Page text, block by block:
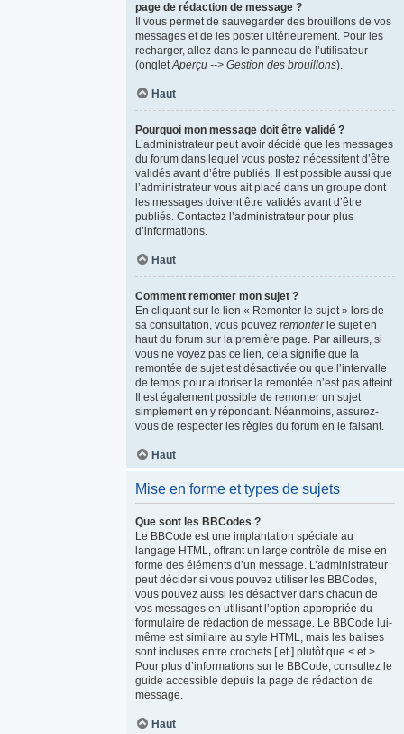
page de rédaction de message ?
Il vous permet de sauvegarder des brouillons de vos
messages et de les poster ultérieurement. Pour les
recharger, allez dans le panneau de l’utilisateur
(ongletAperçu --> Gestion des brouillons).
Haut
Pourquoi mon message doit être validé ?
L’administrateur peut avoir décidé que les messages
du forum dans lequel vous postez nécessitent d’être
validés avant d’être publiés. Il est possible aussi que
l’administrateur vous ait placé dans un groupe dont
les messages doivent être validés avant d’être
publiés. Contactez l’administrateur pour plus
d’informations.
Haut
Comment remonter mon sujet ?
En cliquant sur le lien « Remonter le sujet » lors de
sa consultation, vous pouvez remonterle sujet en
haut du forum sur la première page. Par ailleurs, si
vous ne voyez pas ce lien, cela signifie que la
remontée de sujet est désactivée ou que l’intervalle
de temps pour autoriser la remontée n’est pas atteint.
Il est également possible de remonter un sujet
simplement en y répondant. Néanmoins, assurez-
vous de respecter les règles du forum en le faisant.
Haut
Mise en forme et types de sujets
Que sont les BBCodes ?
Le BBCode est une implantation spéciale au
langage HTML, offrant un large contrôle de mise en
forme des éléments d’un message. L’administrateur
peut décider si vous pouvez utiliser les BBCodes,
vous pouvez aussi les désactiver dans chacun de
vos messages en utilisant l’option appropriée du
formulaire de rédaction de message. Le BBCode lui-
même est similaire au style HTML, mais les balises
sont incluses entre crochets [ et ] plutôt que < et >.
Pour plus d’informations sur le BBCode, consultez le
guide accessible depuis la page de rédaction de
message.
Haut